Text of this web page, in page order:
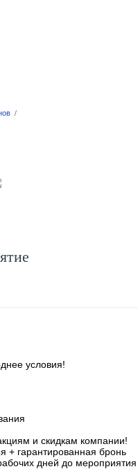
/
условия!
и скидкам компании!
гарантированная бронь
дней до мероприятия